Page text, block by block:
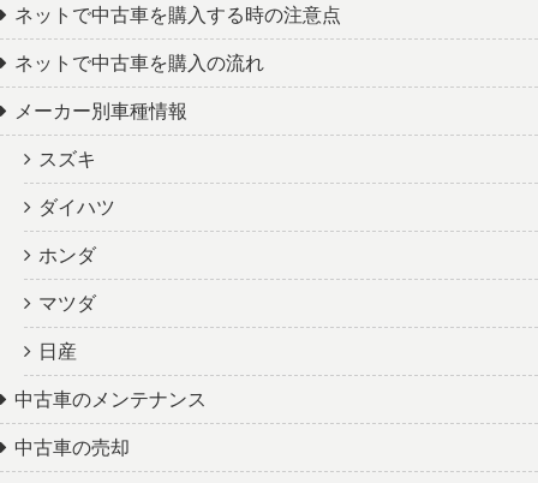
ネットで中古車を購入する時の注意点
ネットで中古車を購入の流れ
メーカー別車種情報
スズキ
ダイハツ
ホンダ
マツダ
日産
中古車のメンテナンス
中古車の売却